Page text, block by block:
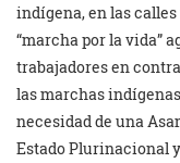
indígena, en las calles
“marcha por la vida”
trabajadores en
las marchas
necesidad de una
Estado Plurinacional